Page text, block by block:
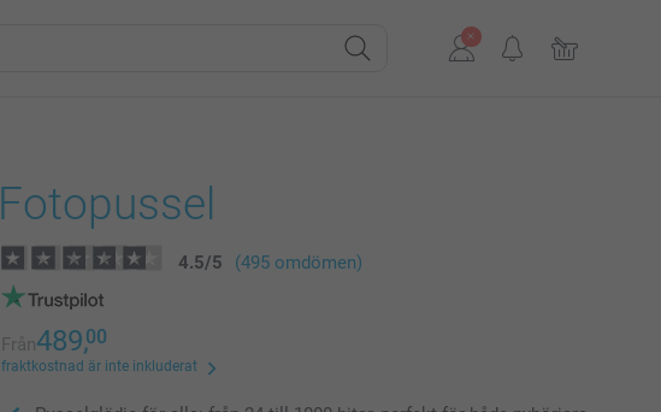
Fotopussel
4.5/5 (495 omdömen)
Från489,00
fraktkostnad är inte inkluderat